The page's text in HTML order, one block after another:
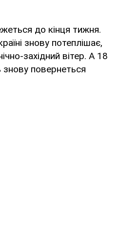
до кінця тижня.
знову потеплішає,
західний вітер. А 18
знову повернеться